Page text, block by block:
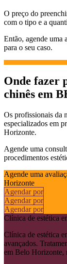
O preço do
com o tipo e a
Então, agende uma
para o seu caso.
Onde fazer
chinês em
Os profissionais da
especializados em
Horizonte.
Agende uma
procedimentos
Agende uma
Horizonte
Agendar por
Agendar por
Agendar por
Clínica de estética
Clínica de estética
avançados.
em Belo Horizonte,